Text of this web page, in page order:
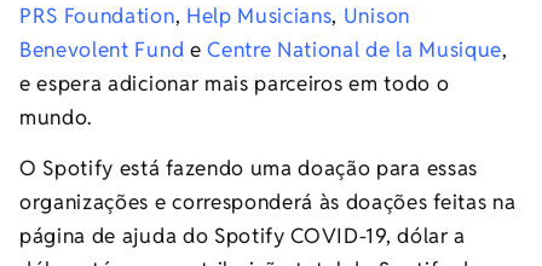
PRS Foundation, Help Musicians, Unison
Benevolent Fund eCentre National de la Musique,
e espera adicionar mais parceiros em todo o
mundo.
O Spotify está fazendo uma doação para essas
organizações e corresponderá às doações feitas na
página de ajuda do Spotify COVID-19, dólar a